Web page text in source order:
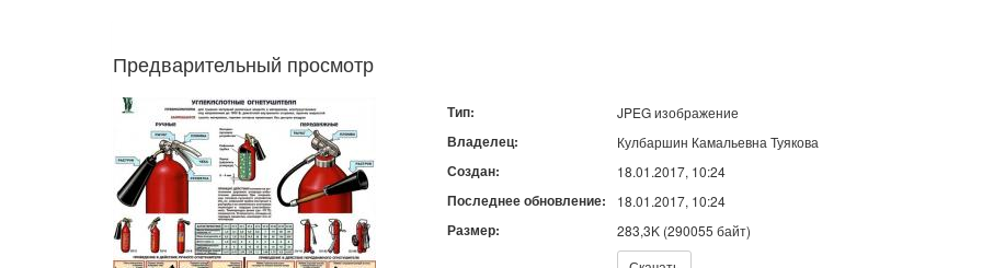
Предварительный просмотр
Тип: JPEG изображение
Владелец: Кулбаршин Камальевна Туякова
Создан: 18.01.2017, 10:24
Последнее обновление: 18.01.2017, 10:24
Размер: 283,3K (290055 байт)